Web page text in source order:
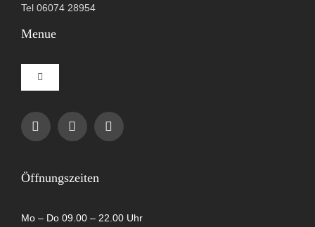
Tel 06074 28954
Menue
Toggle
Navigation
Impressum
Öffnungszeiten
Mo – Do 09.00 – 22.00 Uhr